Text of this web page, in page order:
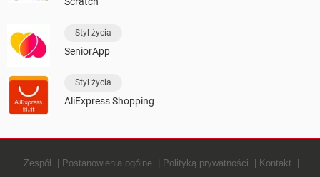
Styl życia
SeniorApp
Styl życia
AliExpress Shopping
Zespół Postanowienia ogólne Polityką prywatności Kontakt